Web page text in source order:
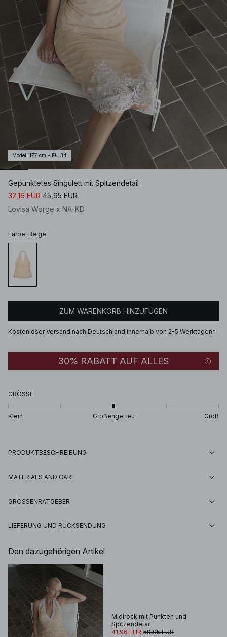
Model : 177 cm - EU 34
Gepunktetes Singulett mit Spitzendetail
32,16 EUR 45,95 EUR
Lovisa Worge x NA-KD
Farbe: Beige
ZUM WARENKORB HINZUFÜGEN
Kostenloser Versand nach Deutschland innerhalb von 2-5 Werktagen*
30% RABATT AUF ALLES
GRÖSSE
Klein Größengetreu Groß
PRODUKTBESCHREIBUNG
MATERIALS AND CARE
GRÖSSENRATGEBER
LIEFERUNG UND RÜCKSENDUNG
Den dazugehörigen Artikel
Midirock mit Punkten und
Spitzendetail
41,96 EUR 59,95 EUR